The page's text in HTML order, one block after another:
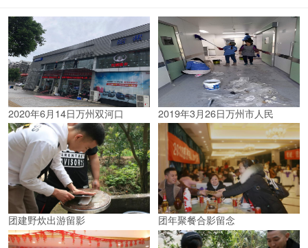
2020年6月14日万州双河口 2019年3月26日万州市人民
团建野炊出游留影 团年聚餐合影留念